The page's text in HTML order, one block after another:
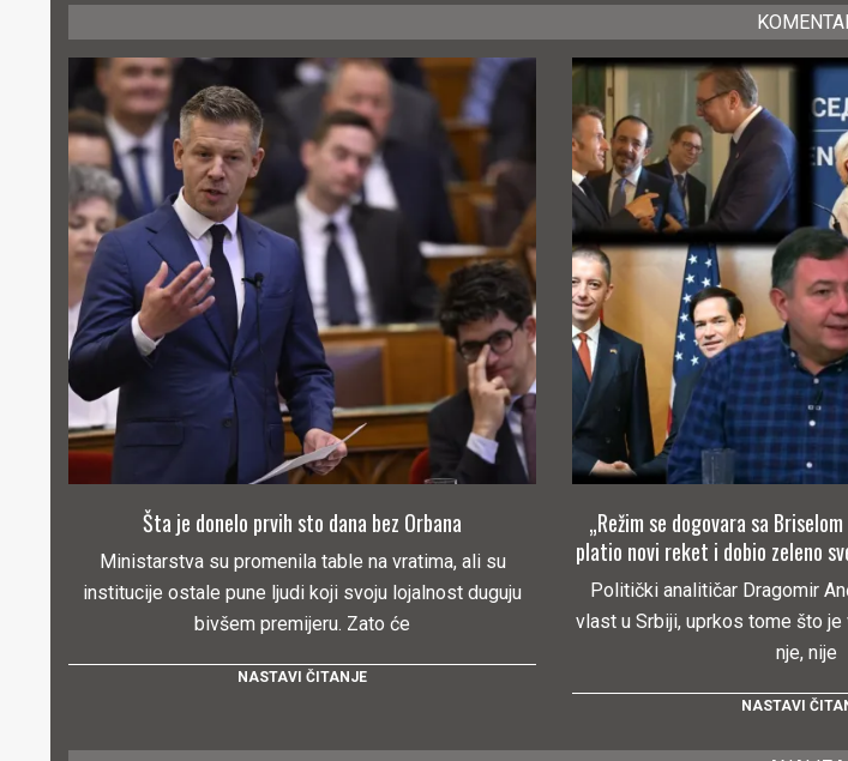
Šta je donelo prvih sto dana bez Orbana
Ministarstva su promenila table na vratima, ali su
institucije ostale pune ljudi koji svoju lojalnost duguju
bivšem premijeru. Zato će
NASTAVI ČITANJE
„Režim se dogovara sa
platio novi reket i dobio zeleno
Politički analitičar Dragomir
vlast u Srbiji, uprkos tome što
nje, nije
NASTAVI